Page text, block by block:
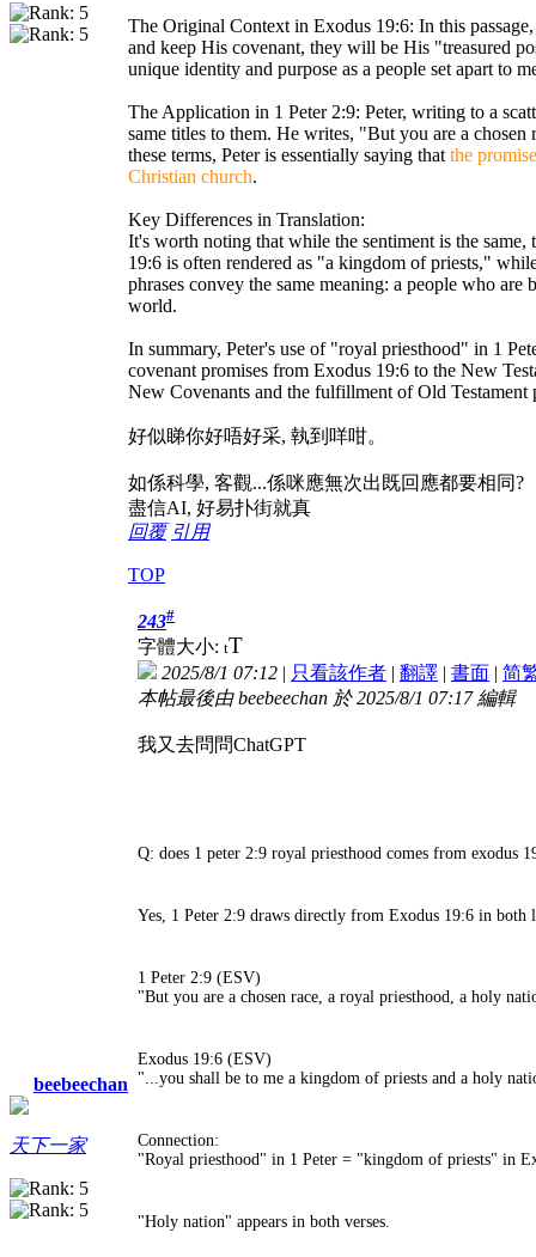
The Original Context in Exodus 19:6: In this
and keep His covenant, they will be His "treasured
unique identity and purpose as a people set apart to
The Application in 1 Peter 2:9: Peter, writing to a
same titles to them. He writes, "But you are a
these terms, Peter is essentially saying that the
Christian church.
Key Differences in Translation:
It's worth noting that while the sentiment is the
19:6 is often rendered as "a kingdom of priests,"
phrases convey the same meaning: a people who
world.
In summary, Peter's use of "royal priesthood" in 1
covenant promises from Exodus 19:6 to the New
New Covenants and the fulfillment of Old Testament
好似睇你好唔好采, 執到咩咁。
如係科學, 客觀...係咪應無次出既回應都要相同?
盡信AI, 好易扑街就真
回覆 引用
TOP
beebeechan
天下一家
243#
字體大小: tT
2025/8/1 07:12 | 只看該作者 | 翻譯 | 書面 | 简
本帖最後由 beebeechan 於 2025/8/1 07:17 編輯
我又去問問ChatGPT
Q: does 1 peter 2:9 royal priesthood comes from exodus
Yes, 1 Peter 2:9 draws directly from Exodus 19:6 in both
1 Peter 2:9 (ESV)
"But you are a chosen race, a royal priesthood, a holy
Exodus 19:6 (ESV)
"...you shall be to me a kingdom of priests and a holy
Connection:
"Royal priesthood" in 1 Peter = "kingdom of priests" in
"Holy nation" appears in both verses.